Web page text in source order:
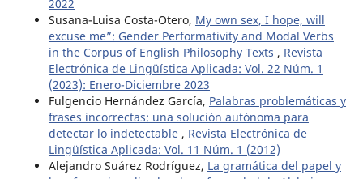
2022
Susana-Luisa Costa-Otero, My own sex, I hope, will
excuse me”: Gender Performativity and Modal Verbs
in the Corpus of English Philosophy Texts , Revista
Electrónica de Lingüística Aplicada: Vol. 22 Núm. 1
(2023): Enero-Diciembre 2023
Fulgencio Hernández García, Palabras problemáticas y
frases incorrectas: una solución autónoma para
detectar lo indetectable , Revista Electrónica de
Lingüística Aplicada: Vol. 11 Núm. 1 (2012)
Alejandro Suárez Rodríguez, La gramática del papel y